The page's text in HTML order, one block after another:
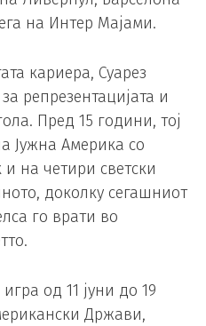
на Интер Мајами.
кариера, Суарез
репрезентацијата и
Пред 15 години, тој
Јужна Америка со
и на четири светски
доколку сегашниот
го врати во
од 11 јуни до 19
Држави,